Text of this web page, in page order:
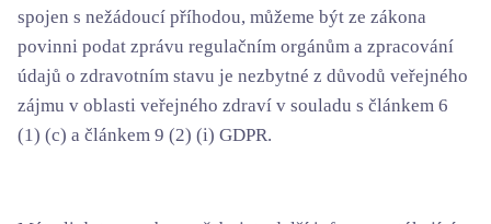
spojen s nežádoucí příhodou, můžeme být ze zákona
povinni podat zprávu regulačním orgánům a zpracování
údajů o zdravotním stavu je nezbytné z důvodů veřejného
zájmu v oblasti veřejného zdraví v souladu s článkem 6
(1) (c) a článkem 9 (2) (i) GDPR.